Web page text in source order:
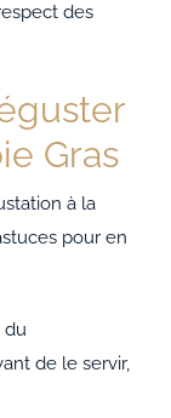
des
Gras
à la
pour en
du
de le servir,